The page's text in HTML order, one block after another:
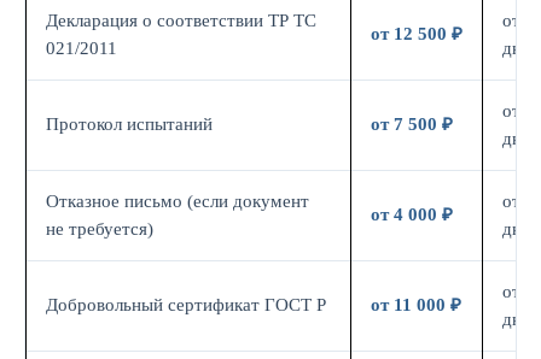
Декларация о соответствии ТР ТС
021/2011
от 12 500 ₽
от 7
дн.
Протокол испытаний от 7 500 ₽
от 7
дн.
Отказное письмо (если документ
не требуется)
от 4 000 ₽
от 3
дн.
Добровольный сертификат ГОСТ Р от 11 000 ₽
от 7
дн.